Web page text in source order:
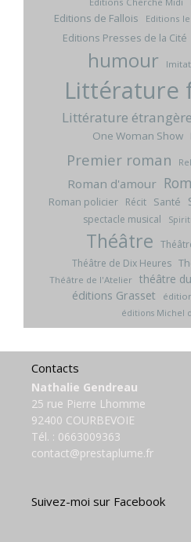
Editions de Fallois Editions
Editions Presses de la Cité
humour
Littérature
Littérature étrangère
One Woman Show
Premier roman
Roman d'amour
Roman policier Récit Santé
spectacle musical
Théâtre
Théâtre de Dix Heures
Théâtre de l'Atelier théâtre
éditions Grasset
éditions Michel
Contacts
Nathalie Gendreau
25 rue Pierre Lhomme
92400 COURBEVOIE
Tél. : 0663009363
contact@prestaplume.fr
Suivez-moi sur Facebook